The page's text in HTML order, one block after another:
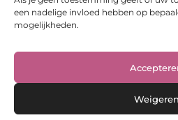
een nadelige invloed hebben op
mogelijkheden.
Weigeren
Bericht categorie